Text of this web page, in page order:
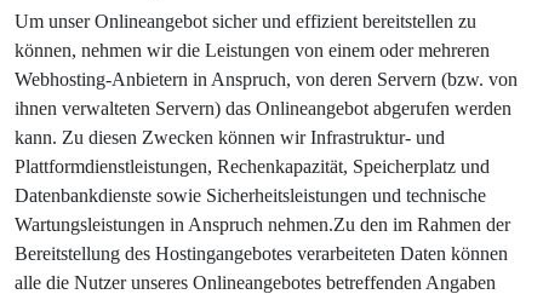
Um unser Onlineangebot sicher und effizient bereitstellen zu
können, nehmen wir die Leistungen von einem oder mehreren
Webhosting-Anbietern in Anspruch, von deren Servern (bzw. von
ihnen verwalteten Servern) das Onlineangebot abgerufen werden
kann. Zu diesen Zwecken können wir Infrastruktur- und
Plattformdienstleistungen, Rechenkapazität, Speicherplatz und
Datenbankdienste sowie Sicherheitsleistungen und technische
Wartungsleistungen in Anspruch nehmen.Zu den im Rahmen der
Bereitstellung des Hostingangebotes verarbeiteten Daten können
alle die Nutzer unseres Onlineangebotes betreffenden Angaben